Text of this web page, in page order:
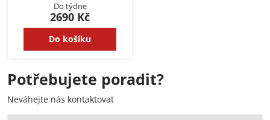
Do týdne
2690 Kč
Do košíku
Potřebujete poradit?
Neváhejte nás kontaktovat